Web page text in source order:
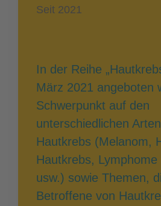
Seit 2021
In der Reihe
März 2021 angeboten
Schwerpunkt auf den
unterschiedlichen
Hautkrebs (Melanom,
Hautkrebs, Lymphome
usw.) sowie Themen,
Betroffene von